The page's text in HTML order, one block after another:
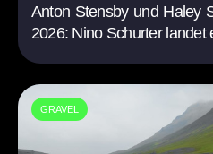
Anton Stensby und Haley
2026: Nino Schurter landet
GRAVEL